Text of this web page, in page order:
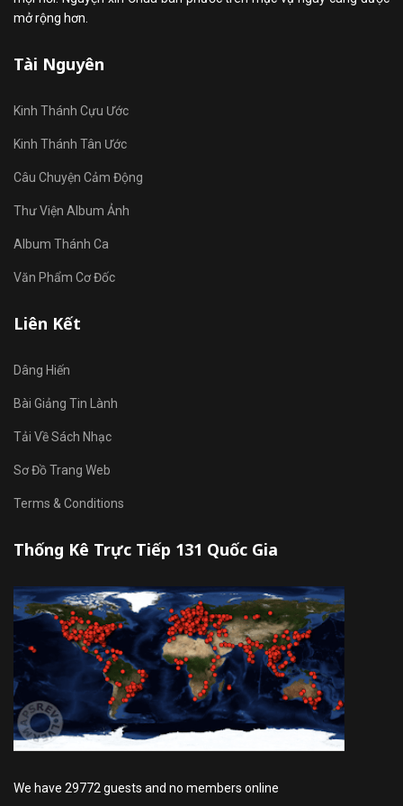
mở rộng hơn.
Tài Nguyên
Kinh Thánh Cựu Ước
Kinh Thánh Tân Ước
Câu Chuyện Cảm Động
Thư Viện Album Ảnh
Album Thánh Ca
Văn Phẩm Cơ Đốc
Liên Kết
Dâng Hiến
Bài Giảng Tin Lành
Tải Về Sách Nhạc
Sơ Đồ Trang Web
Terms & Conditions
Thống Kê Trực Tiếp 131 Quốc Gia
We have 29772 guests and no members online